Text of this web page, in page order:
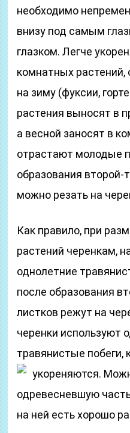
необходимо
внизу под самым
глазком. Легче
комнатных
на зиму (фуксии,
растения выносят в
а весной заносят в
отрастают молодые
образования второй-
можно резать на
Как правило, при
растений черенкам,
однолетние
после образования
листков режут на
черенки используют
травянистые побеги,
укореняются.
одревесневшую
на ней есть хорошо